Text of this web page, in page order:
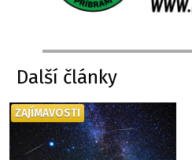
Další články
ZAJÍMAVOSTI